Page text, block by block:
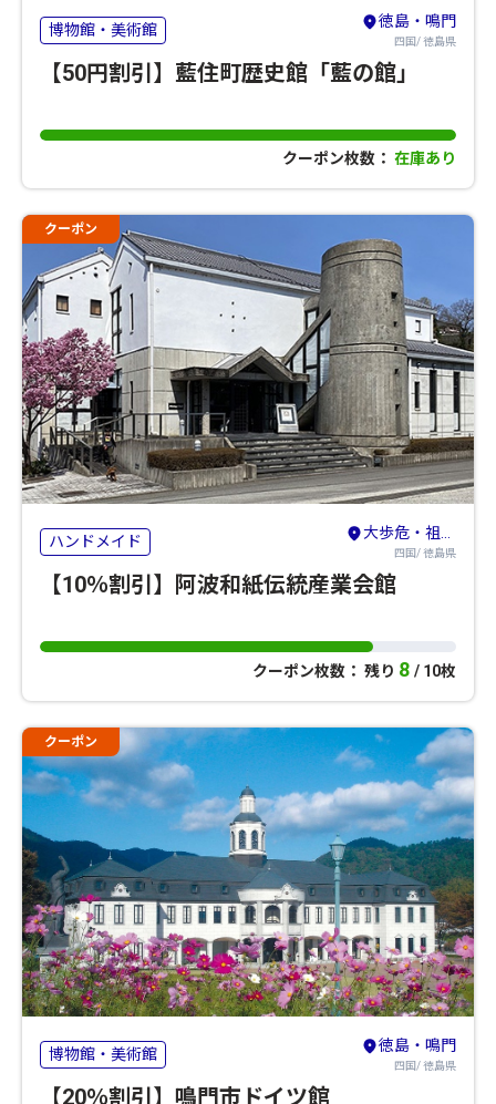
博物館・美術館 徳島・鳴門
四国/ 徳島県
【50円割引】藍住町歴史館「藍の館」
クーポン枚数： 在庫あり
クーポン
ハンドメイド 大歩危・祖谷・剣山・吉野川
四国/ 徳島県
【10％割引】阿波和紙伝統産業会館
クーポン枚数： 残り 8 / 10枚
クーポン
博物館・美術館 徳島・鳴門
四国/ 徳島県
【20％割引】鳴門市ドイツ館